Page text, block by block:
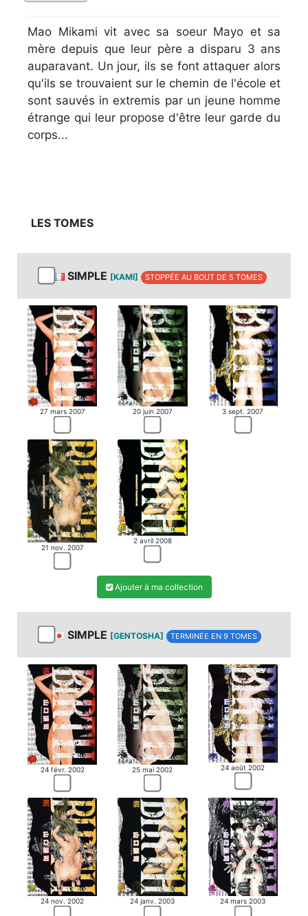
Mao Mikami vit avec sa soeur Mayo et sa
mère depuis que leur père a disparu 3 ans
auparavant. Un jour, ils se font attaquer alors
qu'ils se trouvaient sur le chemin de l'école et
sont sauvés in extremis par un jeune homme
étrange qui leur propose d'être leur garde du
corps...
LES TOMES
SIMPLE [KAMI] STOPPÉE AU BOUT DE 5 TOMES
27 mars 2007 20 juin 2007 3 sept. 2007
21 nov. 2007
2 avril 2008
Ajouter à ma collection
SIMPLE [GENTOSHA] TERMINÉE EN 9 TOMES
24 févr. 2002 25 mai 2002 24 août 2002
24 nov. 2002 24 janv. 2003 24 mars 2003